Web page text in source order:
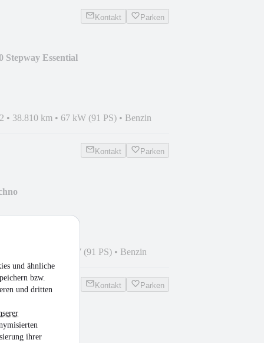
und ähnliche
bzw.
und dritten
ihrer
Kontakt Parken
Stepway Essential
• 38.810 km • 67 kW (91 PS) • Benzin
Kontakt Parken
67 kW (91 PS) • Benzin
Kontakt Parken